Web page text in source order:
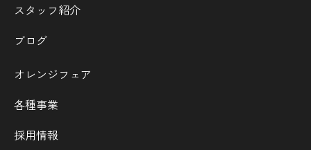
スタッフ紹介
ブログ
オレンジフェア
各種事業
採用情報